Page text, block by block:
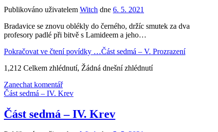
Publikováno uživatelem Witch dne 6. 5. 2021
Bradavice se znovu oblékly do černého, držíc smutek za dva
profesory padlé při bitvě s Lamideem a jeho…
Pokračovat ve čtení povídky …Část sedmá – V. Prozrazení
1,212 Celkem zhlédnutí, Žádná dnešní zhlédnutí
Zanechat komentář
Část sedmá – IV. Krev
Část sedmá – IV. Krev